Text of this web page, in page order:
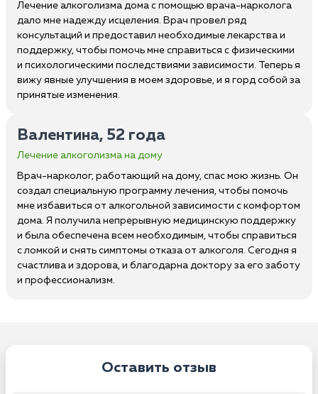
Лечение алкоголизма дома с помощью врача-нарколога
дало мне надежду исцеления. Врач провел ряд
консультаций и предоставил необходимые лекарства и
поддержку, чтобы помочь мне справиться с физическими
и психологическими последствиями зависимости. Теперь я
вижу явные улучшения в моем здоровье, и я горд собой за
принятые изменения.
Валентина, 52 года
Лечение алкоголизма на дому
Врач-нарколог, работающий на дому, спас мою жизнь. Он
создал специальную программу лечения, чтобы помочь
мне избавиться от алкогольной зависимости с комфортом
дома. Я получила непрерывную медицинскую поддержку
и была обеспечена всем необходимым, чтобы справиться
с ломкой и снять симптомы отказа от алкоголя. Сегодня я
счастлива и здорова, и благодарна доктору за его заботу
и профессионализм.
Оставить отзыв